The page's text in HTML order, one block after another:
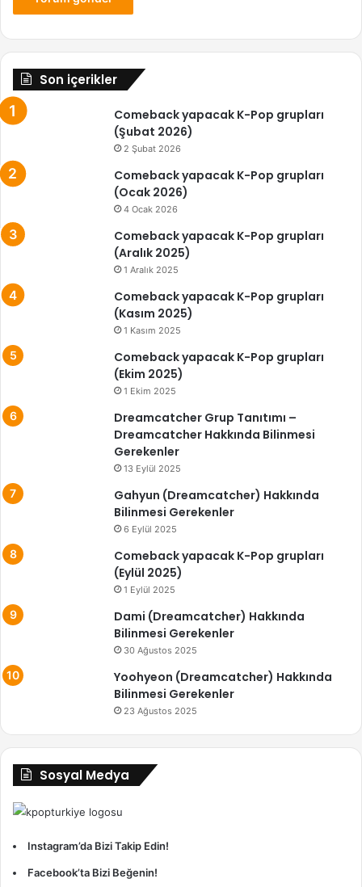
Son içerikler
Comeback yapacak K-Pop grupları
(Şubat 2026)
2 Şubat 2026
Comeback yapacak K-Pop grupları
(Ocak 2026)
4 Ocak 2026
Comeback yapacak K-Pop grupları
(Aralık 2025)
1 Aralık 2025
Comeback yapacak K-Pop grupları
(Kasım 2025)
1 Kasım 2025
Comeback yapacak K-Pop grupları
(Ekim 2025)
1 Ekim 2025
Dreamcatcher Grup Tanıtımı –
Dreamcatcher Hakkında Bilinmesi
Gerekenler
13 Eylül 2025
Gahyun (Dreamcatcher) Hakkında
Bilinmesi Gerekenler
6 Eylül 2025
Comeback yapacak K-Pop grupları
(Eylül 2025)
1 Eylül 2025
Dami (Dreamcatcher) Hakkında
Bilinmesi Gerekenler
30 Ağustos 2025
Yoohyeon (Dreamcatcher) Hakkında
Bilinmesi Gerekenler
23 Ağustos 2025
Sosyal Medya
Instagram’da Bizi Takip Edin!
Facebook’ta Bizi Beğenin!